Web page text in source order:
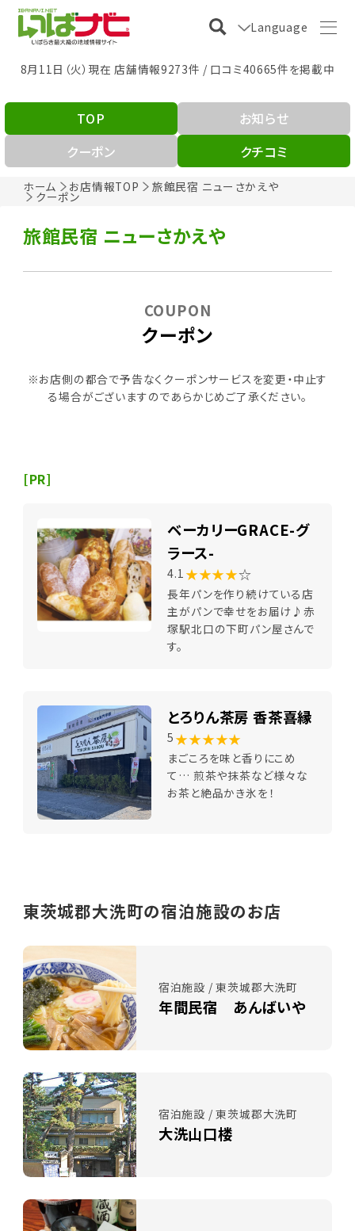
Language
8月11日（火）現在 店舗情報9273件 / 口コミ40665件を掲載中
ホーム お店情報TOP 旅館民宿 ニューさかえや
クーポン
TOP
お知らせ
クーポン
クチコミ
旅館民宿 ニューさかえや
クーポン
COUPON
※お店側の都合で予告なくクーポンサービスを変更・中止す
る場合がございますのであらかじめご了承ください。
[PR]
ベーカリーGRACE-グ
ラース-
4.1 ★★★★☆
長年パンを作り続けている店
主がパンで幸せをお届け♪赤
塚駅北口の下町パン屋さんで
す。
とろりん茶房 香茶喜縁
5 ★★★★★
まごころを味と香りにこめ
て… 煎茶や抹茶など様々な
お茶と絶品かき氷を！
東茨城郡大洗町の宿泊施設のお店
宿泊施設 / 東茨城郡大洗町
年間民宿 あんばいや
宿泊施設 / 東茨城郡大洗町
大洗山口楼